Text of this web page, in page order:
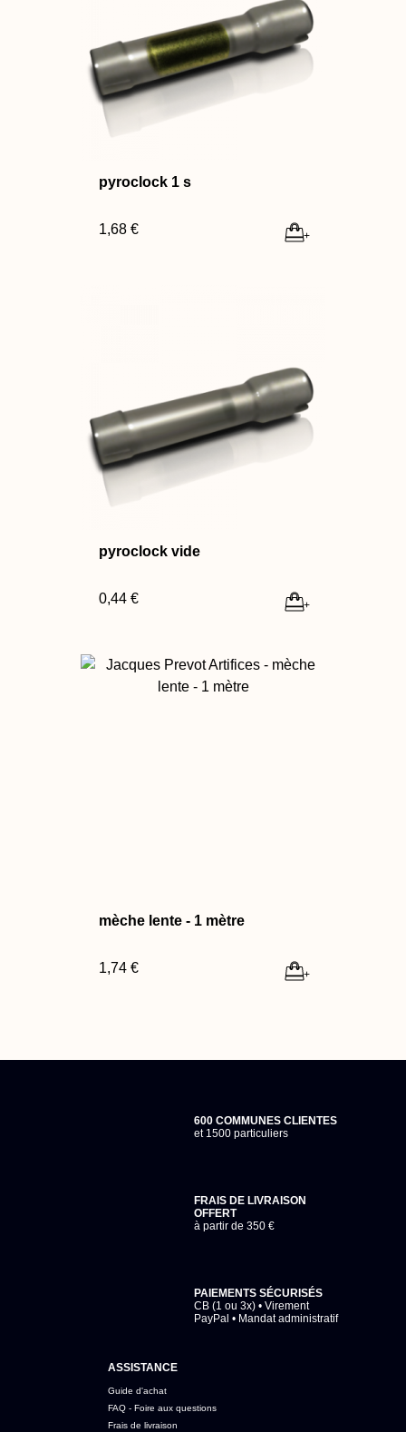
pyroclock 1 s
1,68 € +
pyroclock vide
0,44 € +
mèche lente - 1 mètre
1,74 € +
600 COMMUNES CLIENTES
et 1500 particuliers
FRAIS DE LIVRAISON
OFFERT
à partir de 350 €
PAIEMENTS SÉCURISÉS
CB (1 ou 3x) • Virement
PayPal • Mandat administratif
ASSISTANCE
Guide d'achat
FAQ - Foire aux questions
Frais de livraison